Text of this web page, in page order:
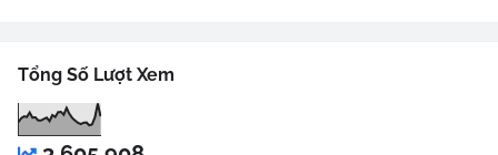
Tổng Số Lượt Xem